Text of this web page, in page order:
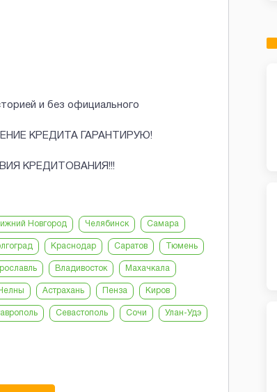
и без официального
КРЕДИТА ГАРАНТИРУЮ!
КРЕДИТОВАНИЯ!!!
Новгород Челябинск Самара
Краснодар Саратов Тюмень
Владивосток Махачкала
Астрахань Пенза Киров
Севастополь Сочи Улан-Удэ